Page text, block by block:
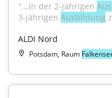
"...In der 2-jährigen
3-jährigen Ausbildung
ALDI Nord
Potsdam, Raum